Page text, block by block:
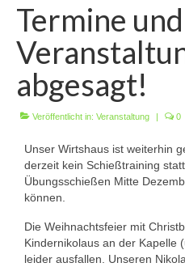
Vorstandschaft
Unsere Erfolge
Vereinschronik
Die Geschichte
Jugendarbeit
Ergebnisse
1. Mannschaft
2. Mannschaft
Termine und
abgesagt!
Veröffentlicht in: Veranstaltung 0
Unser Wirtshaus ist weiterhin
derzeit kein Schießtraining
Übungsschießen Mitte
können.
Die Weihnachtsfeier mit
Kindernikolaus an der Kapelle
leider ausfallen. Unseren